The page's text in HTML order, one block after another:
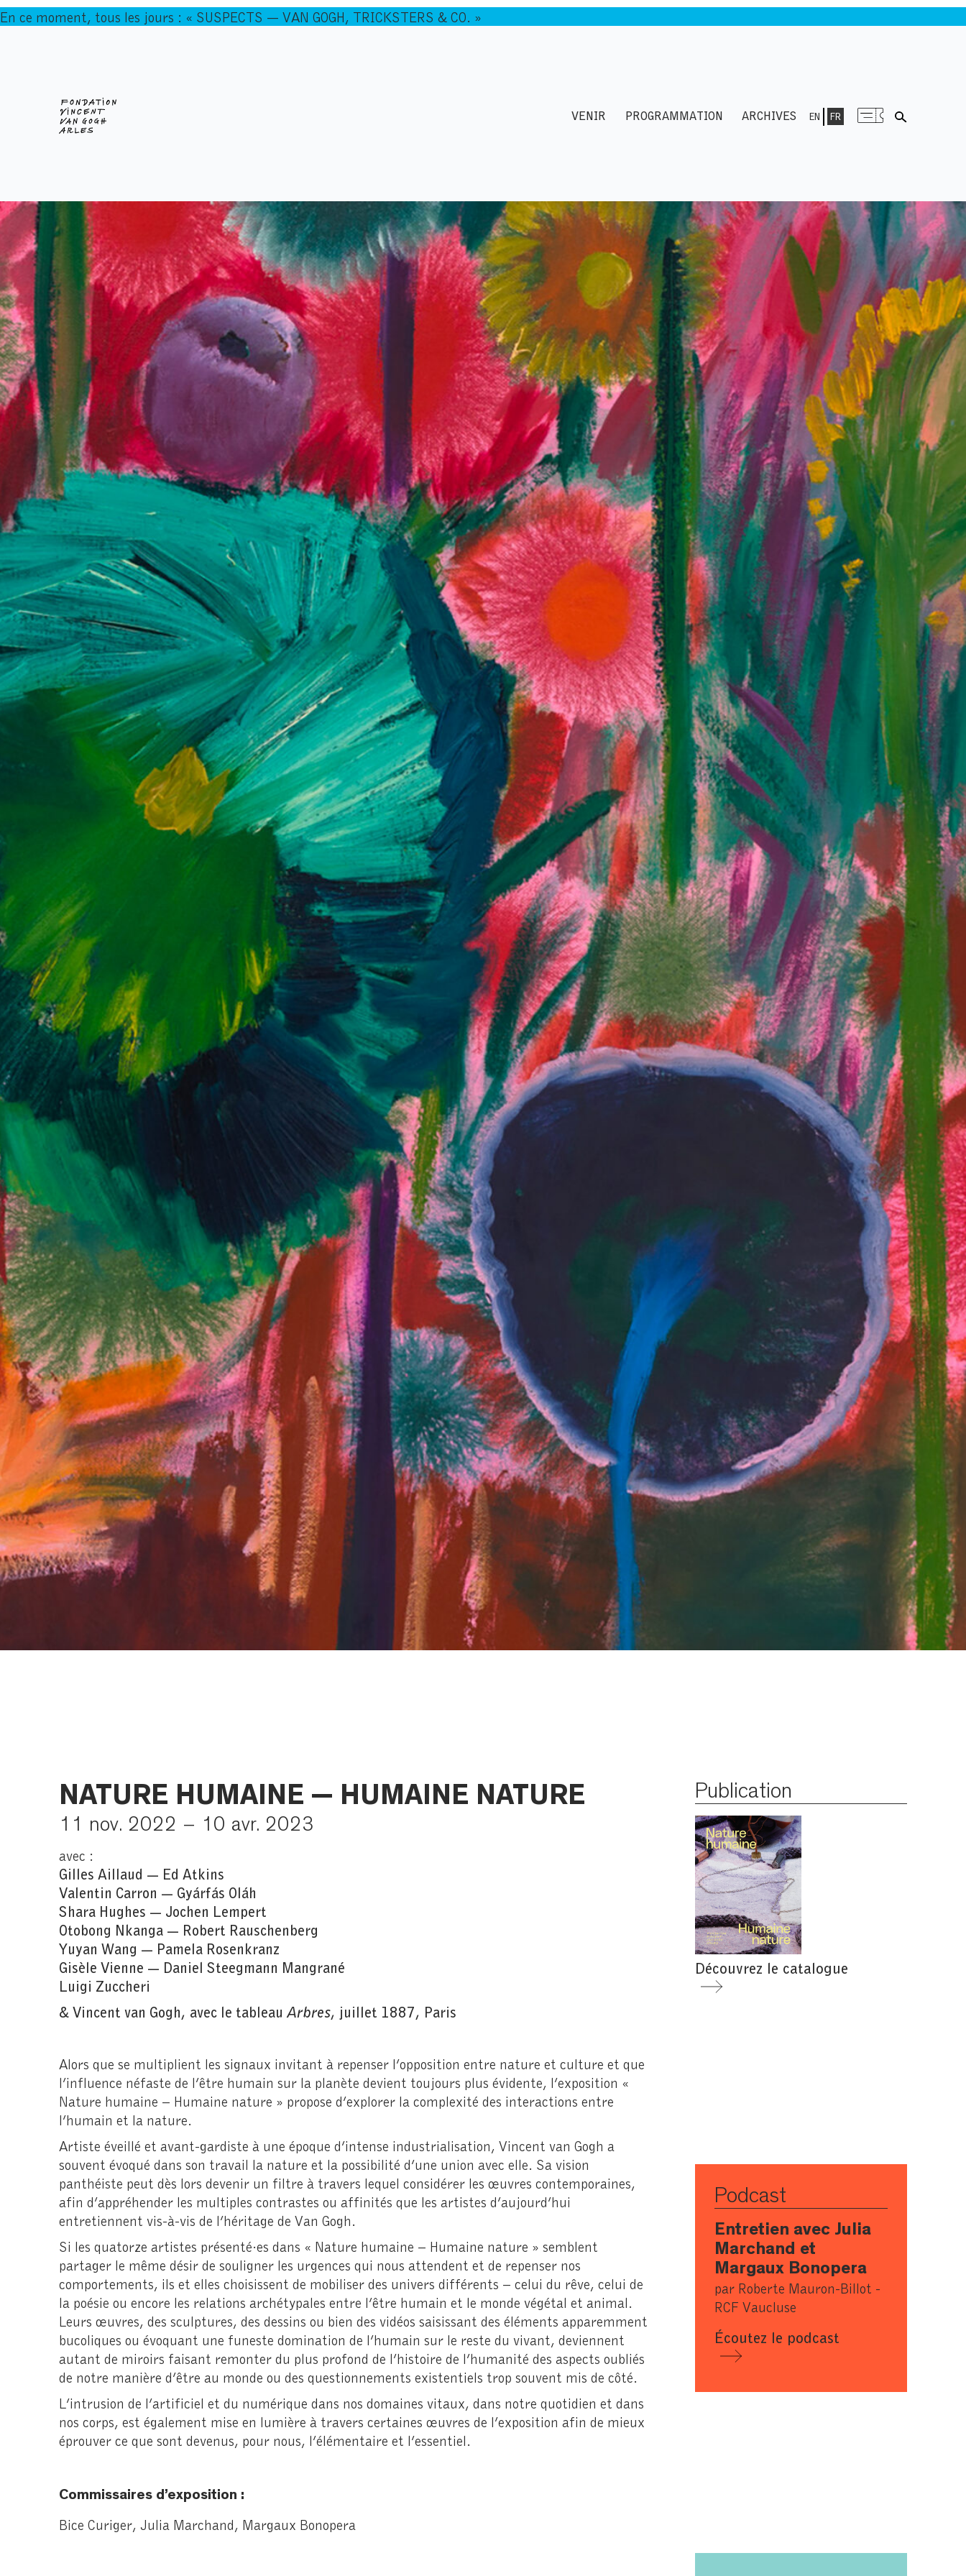
En ce moment, tous les jours : « SUSPECTS — VAN GOGH, TRICKSTERS & CO. »
VENIR PROGRAMMATION ARCHIVES EN FR
NATURE HUMAINE — HUMAINE NATURE
11 nov. 2022 – 10 avr. 2023
avec :
Gilles Aillaud — Ed Atkins
Valentin Carron — Gyárfás Oláh
Shara Hughes — Jochen Lempert
Otobong Nkanga — Robert Rauschenberg
Yuyan Wang — Pamela Rosenkranz
Gisèle Vienne — Daniel Steegmann Mangrané
Luigi Zuccheri
& Vincent van Gogh, avec le tableau Arbres, juillet 1887, Paris
Alors que se multiplient les signaux invitant à repenser l’opposition entre nature et culture et que
l’influence néfaste de l’être humain sur la planète devient toujours plus évidente, l’exposition «
Nature humaine – Humaine nature » propose d’explorer la complexité des interactions entre
l’humain et la nature.
Artiste éveillé et avant-gardiste à une époque d’intense industrialisation, Vincent van Gogh a
souvent évoqué dans son travail la nature et la possibilité d’une union avec elle. Sa vision
panthéiste peut dès lors devenir un filtre à travers lequel considérer les œuvres contemporaines,
afin d’appréhender les multiples contrastes ou affinités que les artistes d’aujourd’hui
entretiennent vis-à-vis de l’héritage de Van Gogh.
Si les quatorze artistes présenté·es dans « Nature humaine – Humaine nature » semblent
partager le même désir de souligner les urgences qui nous attendent et de repenser nos
comportements, ils et elles choisissent de mobiliser des univers différents – celui du rêve, celui de
la poésie ou encore les relations archétypales entre l’être humain et le monde végétal et animal.
Leurs œuvres, des sculptures, des dessins ou bien des vidéos saisissant des éléments apparemment
bucoliques ou évoquant une funeste domination de l’humain sur le reste du vivant, deviennent
autant de miroirs faisant remonter du plus profond de l’histoire de l’humanité des aspects oubliés
de notre manière d’être au monde ou des questionnements existentiels trop souvent mis de côté.
L’intrusion de l’artificiel et du numérique dans nos domaines vitaux, dans notre quotidien et dans
nos corps, est également mise en lumière à travers certaines œuvres de l’exposition afin de mieux
éprouver ce que sont devenus, pour nous, l’élémentaire et l’essentiel.
Commissaires d’exposition :
Bice Curiger, Julia Marchand, Margaux Bonopera
Publication
Découvrez le catalogue
Podcast
Entretien avec Julia
Marchand et
Margaux Bonopera
par Roberte Mauron-Billot -
RCF Vaucluse
Écoutez le podcast